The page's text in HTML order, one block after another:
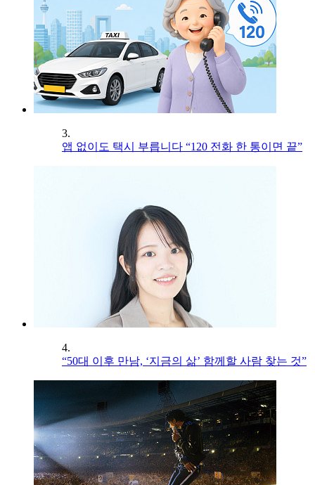
3.
앱 없이도 택시 부릅니다 “120 전화 한 통이면 끝”
4.
“50대 이후 만남, ‘지금의 삶’ 함께할 사람 찾는 것”